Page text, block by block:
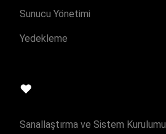
Sunucu Yönetimi
Yedekleme
❤️
Sanallaştırma ve Sistem Kurulumu